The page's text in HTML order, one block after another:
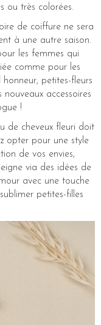
ou très colorées.
de coiffure ne sera
à une autre saison.
les femmes qui
comme pour les
petites-fleurs
accessoires
!
de cheveux fleuri doit
opter pour une style
de vos envies,
via des idées de
avec une touche
petites-filles